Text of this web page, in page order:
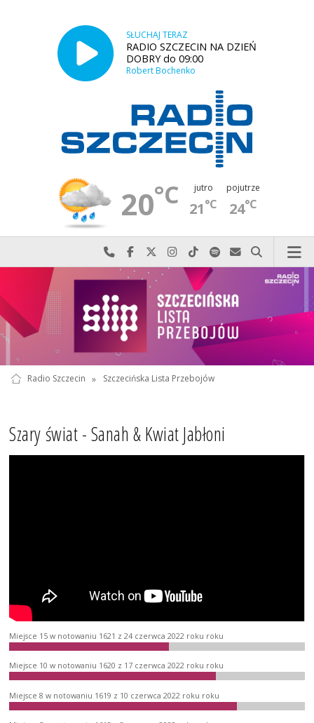
SŁUCHAJ TERAZ
RADIO SZCZECIN NA DZIEŃ
DOBRY do 09:00
Robert Bochenko
20°C jutro
21°C
pojutrze
24°C
Najlepiej po prostu do nas zadzwoń
Odwiedź nas na Facebook-u
Odwiedź nas na X
Odwiedź nas na Instagram-ie
Odwiedź nas na TikTok-u
Szukaj nas na Spotify
Wyślij do nas
Szukaj
Radio Szczecin » Szczecińska Lista Przebojów
Szary świat - Sanah & Kwiat Jabłoni
Miejsce 15 w notowaniu 1621 z 24 czerwca 2022 roku roku
Miejsce 10 w notowaniu 1620 z 17 czerwca 2022 roku roku
Miejsce 8 w notowaniu 1619 z 10 czerwca 2022 roku roku